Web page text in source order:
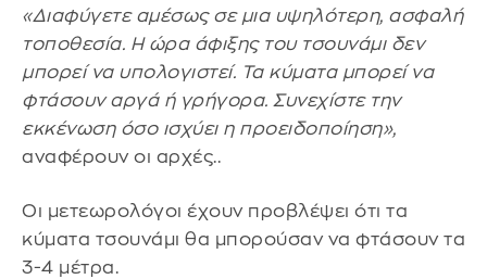
«Διαφύγετε αμέσως σε μια υψηλότερη, ασφαλή
τοποθεσία. Η ώρα άφιξης του τσουνάμι δεν
μπορεί να υπολογιστεί. Τα κύματα μπορεί να
φτάσουν αργά ή γρήγορα. Συνεχίστε την
εκκένωση όσο ισχύει η προειδοποίηση»,
αναφέρουν οι αρχές..
Οι μετεωρολόγοι έχουν προβλέψει ότι τα
κύματα τσουνάμι θα μπορούσαν να φτάσουν τα
3-4 μέτρα.